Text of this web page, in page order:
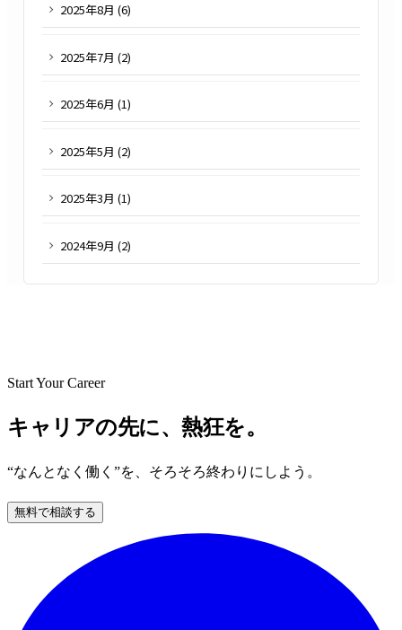
2025年8月 (6)
2025年7月 (2)
2025年6月 (1)
2025年5月 (2)
2025年3月 (1)
2024年9月 (2)
Start Your Career
キャリアの先に、熱狂を。
“なんとなく働く”を、そろそろ終わりにしよう。
無料で相談する